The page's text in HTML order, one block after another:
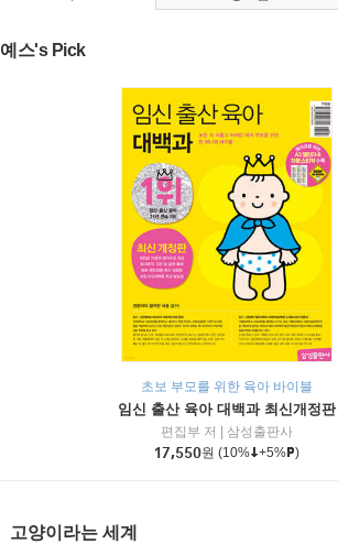
예스's Pick
초보 부모를 위한 육아 바이블
임신 출산 육아 대백과 최신개정판
편집부 저
삼성출판사
17,550원 (10% +5% )
고양이라는 세계